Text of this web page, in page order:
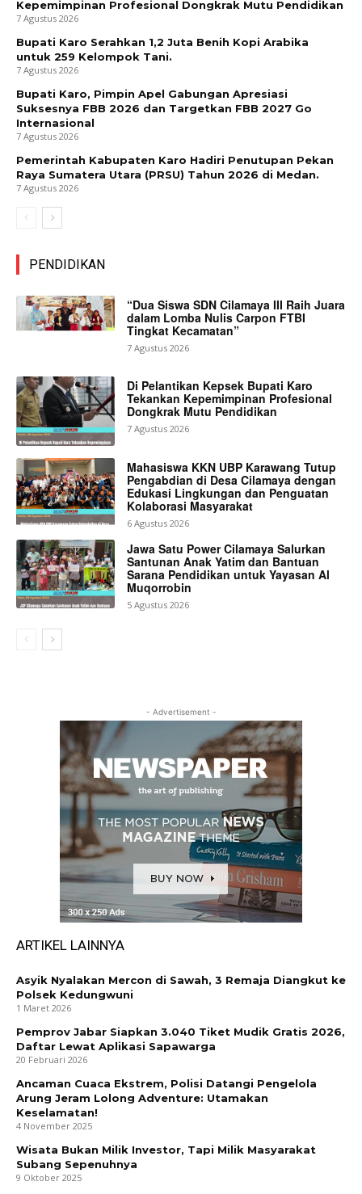
Kepemimpinan Profesional Dongkrak Mutu Pendidikan
7 Agustus 2026
Bupati Karo Serahkan 1,2 Juta Benih Kopi Arabika
untuk 259 Kelompok Tani.
7 Agustus 2026
Bupati Karo, Pimpin Apel Gabungan Apresiasi
Suksesnya FBB 2026 dan Targetkan FBB 2027 Go
Internasional
7 Agustus 2026
Pemerintah Kabupaten Karo Hadiri Penutupan Pekan
Raya Sumatera Utara (PRSU) Tahun 2026 di Medan.
7 Agustus 2026
PENDIDIKAN
“Dua Siswa SDN Cilamaya III Raih Juara
dalam Lomba Nulis Carpon FTBI
Tingkat Kecamatan”
7 Agustus 2026
Di Pelantikan Kepsek Bupati Karo
Tekankan Kepemimpinan Profesional
Dongkrak Mutu Pendidikan
7 Agustus 2026
Mahasiswa KKN UBP Karawang Tutup
Pengabdian di Desa Cilamaya dengan
Edukasi Lingkungan dan Penguatan
Kolaborasi Masyarakat
6 Agustus 2026
Jawa Satu Power Cilamaya Salurkan
Santunan Anak Yatim dan Bantuan
Sarana Pendidikan untuk Yayasan Al
Muqorrobin
5 Agustus 2026
- Advertisement -
ARTIKEL LAINNYA
Asyik Nyalakan Mercon di Sawah, 3 Remaja Diangkut ke
Polsek Kedungwuni
1 Maret 2026
Pemprov Jabar Siapkan 3.040 Tiket Mudik Gratis 2026,
Daftar Lewat Aplikasi Sapawarga
20 Februari 2026
Ancaman Cuaca Ekstrem, Polisi Datangi Pengelola
Arung Jeram Lolong Adventure: Utamakan
Keselamatan!
4 November 2025
Wisata Bukan Milik Investor, Tapi Milik Masyarakat
Subang Sepenuhnya
9 Oktober 2025